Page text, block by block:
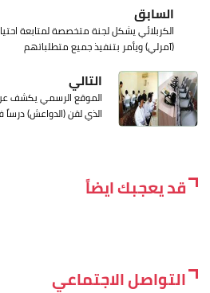
السابق
الكربلائي يشكل لجنة متخصصة لمتابعة
(آمرلي) ويأمر بتنفيذ جميع متطلباتهم
التالي
الموقع الرسمي يكشف
الذي لقن (الدواعش) درساً
قد يعجبك ايضاً
التواصل الاجتماعي